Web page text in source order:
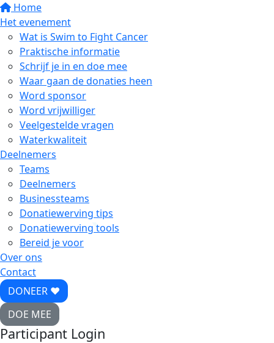
Home
Het evenement
Wat is Swim to Fight Cancer
Praktische informatie
Schrijf je in en doe mee
Waar gaan de donaties heen
Word sponsor
Word vrijwilliger
Veelgestelde vragen
Waterkwaliteit
Deelnemers
Teams
Deelnemers
Businessteams
Donatiewerving tips
Donatiewerving tools
Bereid je voor
Over ons
Contact
DONEER ♥
DOE MEE
Participant Login